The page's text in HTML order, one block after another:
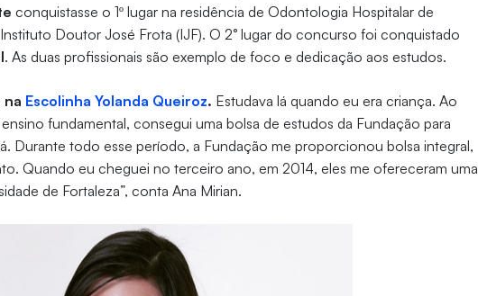
conquistasse o 1º lugar na residência de Odontologia Hospitalar de
Doutor José Frota (IJF). O 2° lugar do concurso foi conquistado
. As duas profissionais são exemplo de foco e dedicação aos estudos.
na Escolinha Yolanda Queiroz. Estudava lá quando eu era criança. Ao
fundamental, consegui uma bolsa de estudos da Fundação para
Durante todo esse período, a Fundação me proporcionou bolsa integral,
Quando eu cheguei no terceiro ano, em 2014, eles me ofereceram uma
de Fortaleza”, conta Ana Mirian.